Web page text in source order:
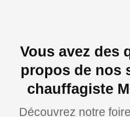
Vous avez des
propos de nos
chauffagiste
Découvrez notre